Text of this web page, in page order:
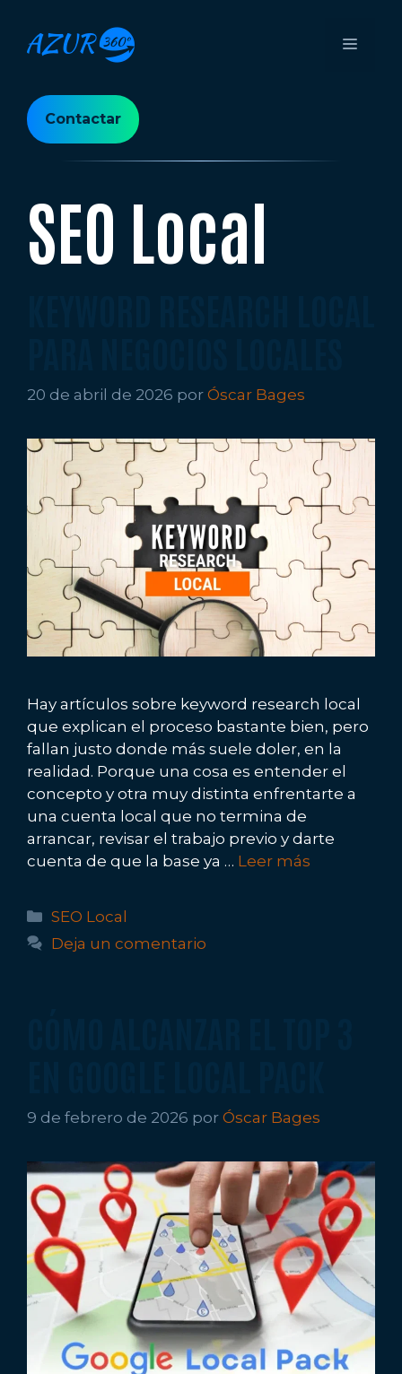
contenido
Menú
Contactar
SEO Local
20 de abril de 2026 por Óscar Bages
Hay artículos sobre keyword research local
que explican el proceso bastante bien, pero
fallan justo donde más suele doler, en la
realidad. Porque una cosa es entender el
concepto y otra muy distinta enfrentarte a
una cuenta local que no termina de
arrancar, revisar el trabajo previo y darte
cuenta de que la base ya … Leer más
Categorías
SEO Local
Deja un comentario
9 de febrero de 2026 por Óscar Bages